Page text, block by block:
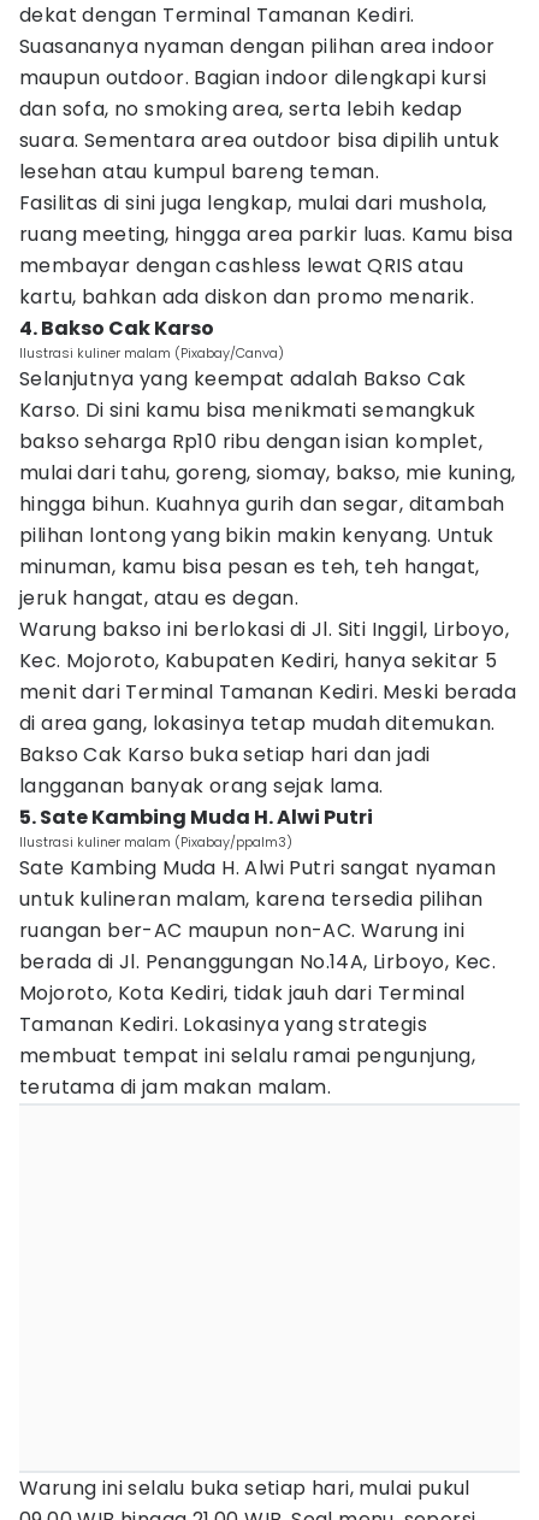
dekat dengan Terminal Tamanan Kediri.
Suasananya nyaman dengan pilihan area indoor
maupun outdoor. Bagian indoor dilengkapi kursi
dan sofa, no smoking area, serta lebih kedap
suara. Sementara area outdoor bisa dipilih untuk
lesehan atau kumpul bareng teman.
Fasilitas di sini juga lengkap, mulai dari mushola,
ruang meeting, hingga area parkir luas. Kamu bisa
membayar dengan cashless lewat QRIS atau
kartu, bahkan ada diskon dan promo menarik.
4. Bakso Cak Karso
Ilustrasi kuliner malam (Pixabay/Canva)
Selanjutnya yang keempat adalah Bakso Cak
Karso. Di sini kamu bisa menikmati semangkuk
bakso seharga Rp10 ribu dengan isian komplet,
mulai dari tahu, goreng, siomay, bakso, mie kuning,
hingga bihun. Kuahnya gurih dan segar, ditambah
pilihan lontong yang bikin makin kenyang. Untuk
minuman, kamu bisa pesan es teh, teh hangat,
jeruk hangat, atau es degan.
Warung bakso ini berlokasi di Jl. Siti Inggil, Lirboyo,
Kec. Mojoroto, Kabupaten Kediri, hanya sekitar 5
menit dari Terminal Tamanan Kediri. Meski berada
di area gang, lokasinya tetap mudah ditemukan.
Bakso Cak Karso buka setiap hari dan jadi
langganan banyak orang sejak lama.
5. Sate Kambing Muda H. Alwi Putri
Ilustrasi kuliner malam (Pixabay/ppalm3)
Sate Kambing Muda H. Alwi Putri sangat nyaman
untuk kulineran malam, karena tersedia pilihan
ruangan ber-AC maupun non-AC. Warung ini
berada di Jl. Penanggungan No.14A, Lirboyo, Kec.
Mojoroto, Kota Kediri, tidak jauh dari Terminal
Tamanan Kediri. Lokasinya yang strategis
membuat tempat ini selalu ramai pengunjung,
terutama di jam makan malam.
Warung ini selalu buka setiap hari, mulai pukul